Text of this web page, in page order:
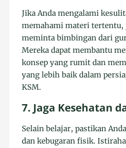
Jika Anda mengalami
memahami materi tertentu,
meminta bimbingan dari
Mereka dapat membantu
konsep yang rumit dan
yang lebih baik dalam
KSM.
7. Jaga Kesehatan
Selain belajar, pastikan
dan kebugaran fisik.